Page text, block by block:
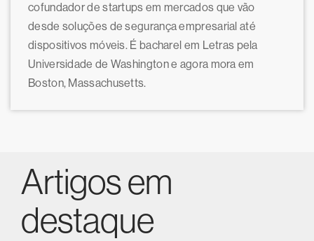
cofundador de startups em mercados que vão
desde soluções de segurança empresarial até
dispositivos móveis. É bacharel em Letras pela
Universidade de Washington e agora mora em
Boston, Massachusetts.
Artigos em
destaque